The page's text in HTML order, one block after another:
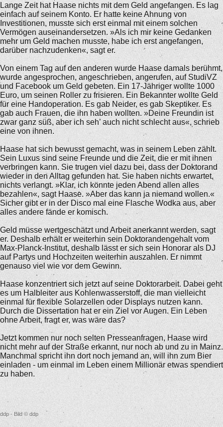
Lange Zeit hat Haase nichts mit dem Geld angefangen. Es lag
einfach auf seinem Konto. Er hatte keine Ahnung von
Investitionen, musste sich erst einmal mit einem solchen
Vermögen auseinandersetzen. »Als ich mir keine Gedanken
mehr um Geld machen musste, habe ich erst angefangen,
darüber nachzudenken«, sagt er.
Von einem Tag auf den anderen wurde Haase damals berühmt,
wurde angesprochen, angeschrieben, angerufen, auf StudiVZ
und Facebook um Geld gebeten. Ein 17-Jähriger wollte 1000
Euro, um seinen Roller zu frisieren. Ein Bekannter wollte Geld
für eine Handoperation. Es gab Neider, es gab Skeptiker. Es
gab auch Frauen, die ihn haben wollten. »Deine Freundin ist
zwar ganz süß, aber ich seh’ auch nicht schlecht aus«, schrieb
eine von ihnen.
Haase hat sich bewusst gemacht, was in seinem Leben zählt.
Sein Luxus sind seine Freunde und die Zeit, die er mit ihnen
verbringen kann. Sie trugen viel dazu bei, dass der Doktorand
wieder in den Alltag gefunden hat. Sie haben nichts erwartet,
nichts verlangt. »Klar, ich könnte jeden Abend allen alles
bezahlen«, sagt Haase. »Aber das kann ja niemand wollen.«
Sicher gibt er in der Disco mal eine Flasche Wodka aus, aber
alles andere fände er komisch.
Geld müsse wertgeschätzt und Arbeit anerkannt werden, sagt
er. Deshalb erhält er weiterhin sein Doktorandengehalt vom
Max-Planck-Institut, deshalb lässt er sich sein Honorar als DJ
auf Partys und Hochzeiten weiterhin auszahlen. Er nimmt
genauso viel wie vor dem Gewinn.
Haase konzentriert sich jetzt auf seine Doktorarbeit. Dabei geht
es um Halbleiter aus Kohlenwasserstoff, die man vielleicht
einmal für flexible Solarzellen oder Displays nutzen kann.
Durch die Dissertation hat er ein Ziel vor Augen. Ein Leben
ohne Arbeit, fragt er, was wäre das?
Jetzt kommen nur noch selten Presseanfragen, Haase wird
nicht mehr auf der Straße erkannt, nur noch ab und zu in Mainz.
Manchmal spricht ihn dort noch jemand an, will ihn zum Bier
einladen - um einmal im Leben einem Millionär etwas spendiert
zu haben.
ddp - Bild © ddp